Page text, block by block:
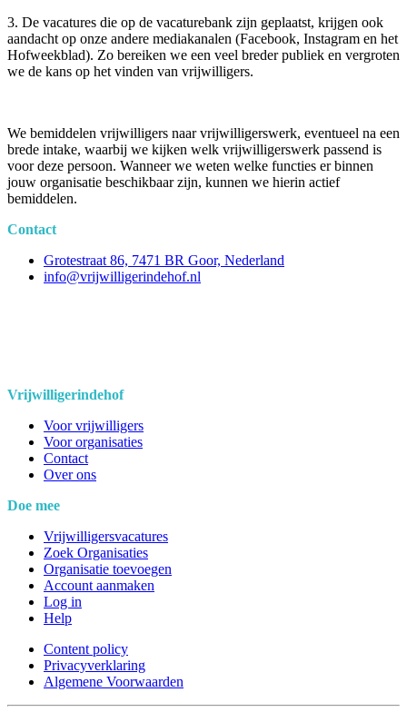
3. De vacatures die op de vacaturebank zijn geplaatst, krijgen ook
aandacht op onze andere mediakanalen (Facebook, Instagram en het
Hofweekblad). Zo bereiken we een veel breder publiek en vergroten
we de kans op het vinden van vrijwilligers.
We bemiddelen vrijwilligers naar vrijwilligerswerk, eventueel na een
brede intake, waarbij we kijken welk vrijwilligerswerk passend is
voor deze persoon. Wanneer we weten welke functies er binnen
jouw organisatie beschikbaar zijn, kunnen we hierin actief
bemiddelen.
Contact
Grotestraat 86, 7471 BR Goor, Nederland
info@vrijwilligerindehof.nl
Vrijwilligerindehof
Voor vrijwilligers
Voor organisaties
Contact
Over ons
Doe mee
Vrijwilligersvacatures
Zoek Organisaties
Organisatie toevoegen
Account aanmaken
Log in
Help
Content policy
Privacyverklaring
Algemene Voorwaarden